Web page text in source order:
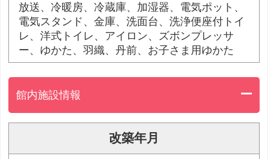
放送、冷暖房、冷蔵庫、加湿器、電気ポット、
電気スタンド、金庫、洗面台、洗浄便座付トイ
レ、洋式トイレ、アイロン、ズボンプレッサ
ー、ゆかた、羽織、丹前、お子さま用ゆかた
館内施設情報
改築年月